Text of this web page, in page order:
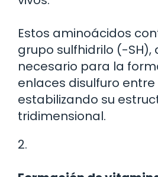
Estos aminoácidos
grupo sulfhidrilo (-SH),
necesario para la
enlaces disulfuro
estabilizando su
tridimensional.
2.